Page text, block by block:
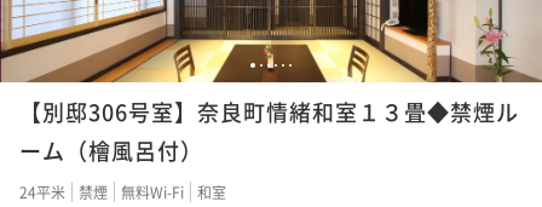
1 234 5 6
【別邸306号室】奈良町情緒和室１３畳◆禁煙ル
ーム（檜風呂付）
24平米 禁煙 無料Wi-Fi 和室